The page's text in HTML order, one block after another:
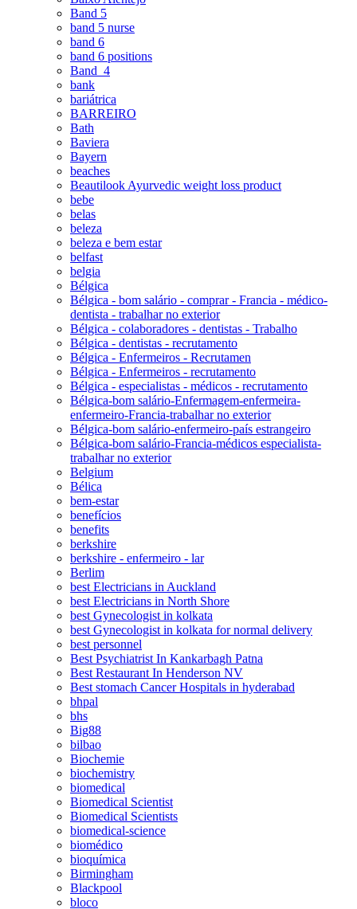
Band 5
band 5 nurse
band 6
band 6 positions
Band_4
bank
bariátrica
BARREIRO
Bath
Baviera
Bayern
beaches
Beautilook Ayurvedic weight loss product
bebe
belas
beleza
beleza e bem estar
belfast
belgia
Bélgica
Bélgica - bom salário - comprar - Francia - médico-
dentista - trabalhar no exterior
Bélgica - colaboradores - dentistas - Trabalho
Bélgica - dentistas - recrutamento
Bélgica - Enfermeiros - Recrutamen
Bélgica - Enfermeiros - recrutamento
Bélgica - especialistas - médicos - recrutamento
Bélgica-bom salário-Enfermagem-enfermeira-
enfermeiro-Francia-trabalhar no exterior
Bélgica-bom salário-enfermeiro-país estrangeiro
Bélgica-bom salário-Francia-médicos especialista-
trabalhar no exterior
Belgium
Bélica
bem-estar
benefícios
benefits
berkshire
berkshire - enfermeiro - lar
Berlim
best Electricians in Auckland
best Electricians in North Shore
best Gynecologist in kolkata
best Gynecologist in kolkata for normal delivery
best personnel
Best Psychiatrist In Kankarbagh Patna
Best Restaurant In Henderson NV
Best stomach Cancer Hospitals in hyderabad
bhpal
bhs
Big88
bilbao
Biochemie
biochemistry
biomedical
Biomedical Scientist
Biomedical Scientists
biomedical-science
biomédico
bioquímica
Birmingham
Blackpool
bloco